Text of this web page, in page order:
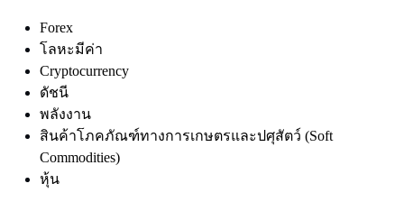
Forex
โลหะมีค่า
Cryptocurrency
ดัชนี
พลังงาน
สินค้าโภคภัณฑ์ทางการเกษตรและปศุสัตว์ (Soft
Commodities)
หุ้น